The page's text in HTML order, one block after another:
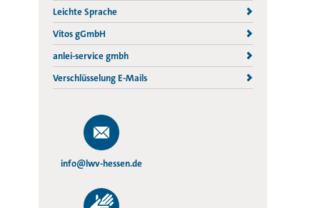
Leichte Sprache
Vitos gGmbH
anlei-service gmbh
Verschlüsselung E-Mails
info@lwv-hessen.de